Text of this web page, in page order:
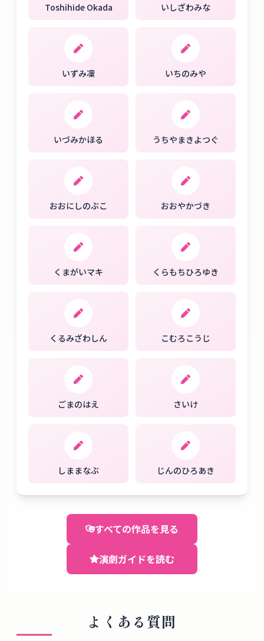
Toshihide Okada いしざわみな
いずみ凜 いちのみや
いづみかほる うちやまきよつぐ
おおにしのぶこ おおやかづき
くまがいマキ くらもちひろゆき
くるみざわしん こむろこうじ
ごまのはえ さいけ
しままなぶ じんのひろあき
すべての作品を見る
演劇ガイドを読む
よくある質問